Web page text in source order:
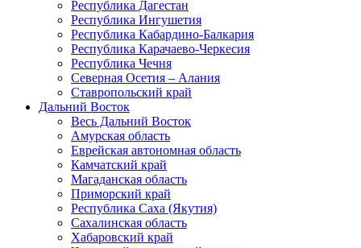
Республика Дагестан
Республика Ингушетия
Республика Кабардино-Балкария
Республика Карачаево-Черкесия
Республика Чечня
Северная Осетия – Алания
Ставропольский край
Дальний Восток
Весь Дальний Восток
Амурская область
Еврейская автономная область
Камчатский край
Магаданская область
Приморский край
Республика Саха (Якутия)
Сахалинская область
Хабаровский край